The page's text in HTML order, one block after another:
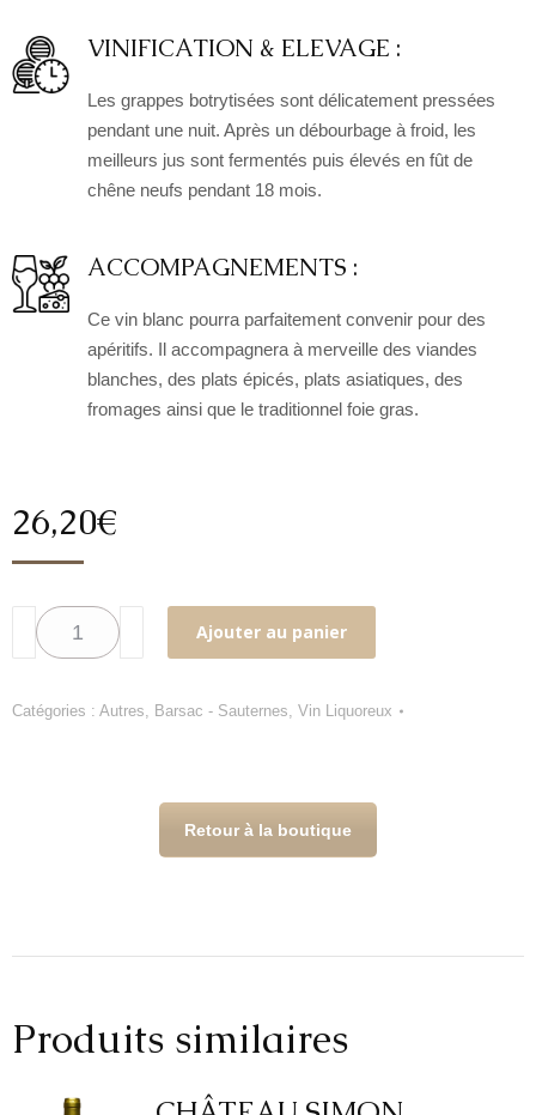
VINIFICATION & ELEVAGE :
Les grappes botrytisées sont délicatement pressées
pendant une nuit. Après un débourbage à froid, les
meilleurs jus sont fermentés puis élevés en fût de
chêne neufs pendant 18 mois.
ACCOMPAGNEMENTS :
Ce vin blanc pourra parfaitement convenir pour des
apéritifs. Il accompagnera à merveille des viandes
blanches, des plats épicés, plats asiatiques, des
fromages ainsi que le traditionnel foie gras.
26,20€
quantité
SIMON
Ajouter au panier
Catégories : Autres, Barsac - Sauternes, Vin Liquoreux
Retour à la boutique
Produits similaires